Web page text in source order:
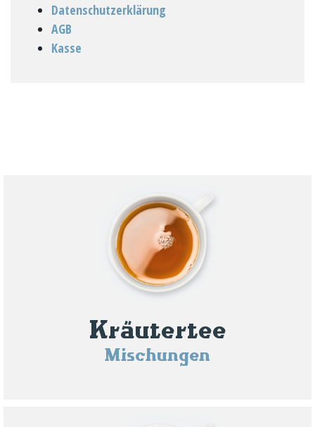
Datenschutzerklärung
AGB
Kasse
Kräutertee
Mischungen